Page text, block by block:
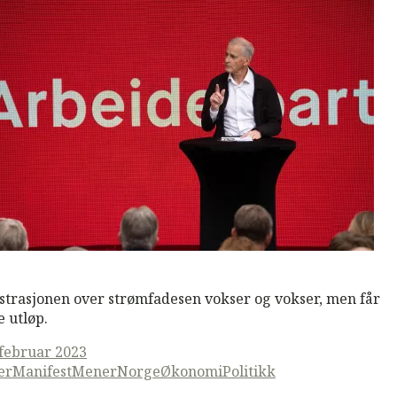
over strømfadesen vokser og vokser, men får
utløp.
2023
ManifestMenerNorgeØkonomiPolitikk